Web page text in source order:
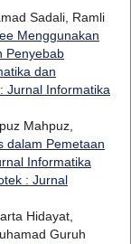
Sadali, Ramli
Menggunakan
Penyebab
dan
Jurnal Informatika
Mahpuz,
dalam Pemetaan
Informatika
: Jurnal
Hidayat,
Guruh